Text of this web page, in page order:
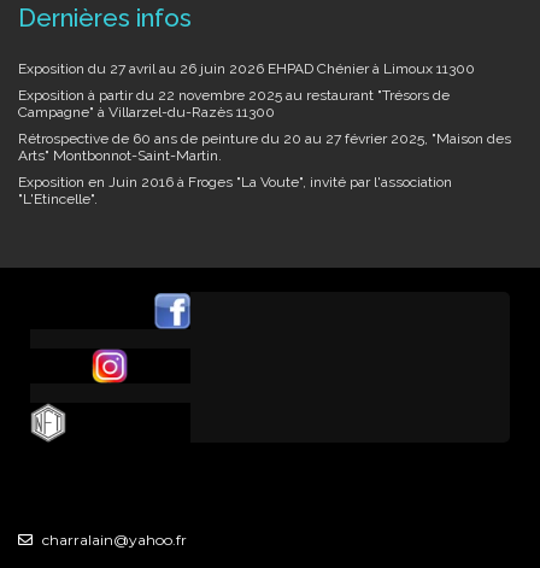
Dernières infos
Exposition du 27 avril au 26 juin 2026 EHPAD Chénier à Limoux 11300
Exposition à partir du 22 novembre 2025 au restaurant "Trésors de
Campagne" à Villarzel-du-Razès 11300
Rétrospective de 60 ans de peinture du 20 au 27 février 2025, "Maison des
Arts" Montbonnot-Saint-Martin.
Exposition en Juin 2016 à Froges "La Voute", invité par l'association
"L'Etincelle".
charralain@yahoo.fr